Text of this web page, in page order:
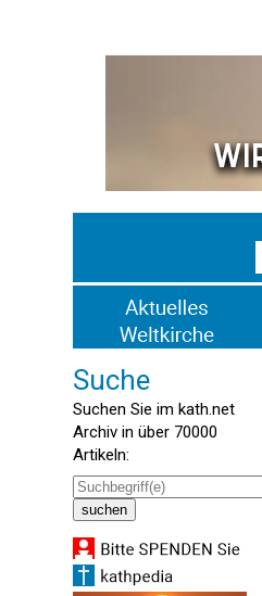
Suche
Suchen Sie im kath.net
Archiv in über 70000
Artikeln: